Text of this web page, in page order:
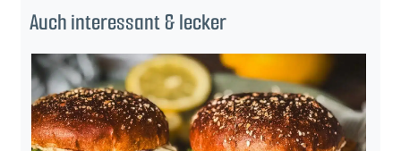
Auch interessant & lecker